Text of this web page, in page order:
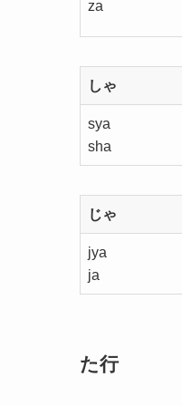
za
しゃ
sya
sha
じゃ
jya
ja
た行